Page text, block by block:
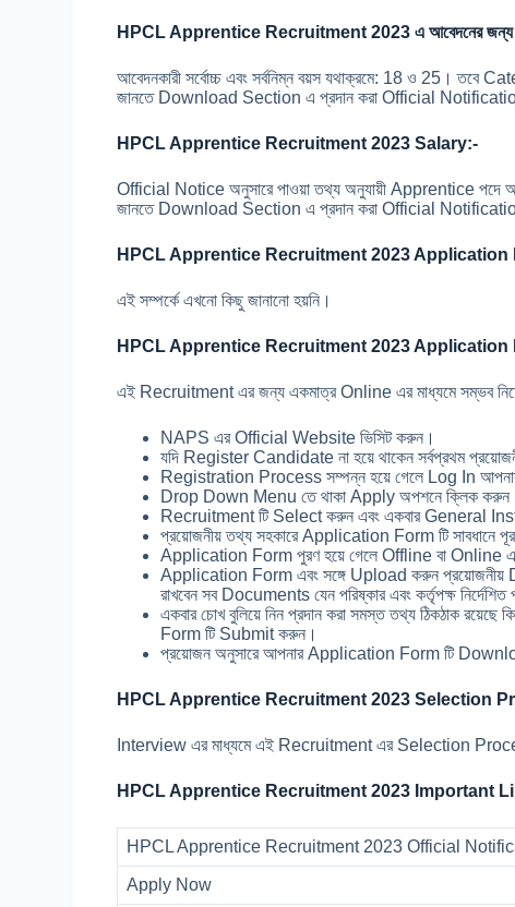
HPCL Apprentice Recruitment 2023 এ আবেদনের
আবেদনকারী সর্বোচ্চ এবং সর্বনিম্ন বয়স যথাক্রমে: 18 ও 25। তবে
জানতে Download Section এ প্রদান করা Official
HPCL Apprentice Recruitment 2023 Salary:-
Official Notice অনুসারে পাওয়া তথ্য অনুযায়ী Apprentice পদে
জানতে Download Section এ প্রদান করা Official
HPCL Apprentice Recruitment 2023 Application
এই সম্পর্কে এখনো কিছু জানানো হয়নি।
HPCL Apprentice Recruitment 2023 Application
এই Recruitment এর জন্য একমাত্র Online এর মাধ্যমে সম্ভব
NAPS এর Official Website ভিসিট করুন।
যদি Register Candidate না হয়ে থাকেন সর্বপ্রথম
Registration Process সম্পন্ন হয়ে গেলে Log In
Drop Down Menu তে থাকা Apply অপশনে ক্লিক
Recruitment টি Select করুন এবং একবার General
প্রয়োজনীয় তথ্য সহকারে Application Form টি সাবধানে
Application Form পুরণ হয়ে গেলে Offline বা Online
Application Form এবং সঙ্গে Upload করুন
রাখবেন সব Documents যেন পরিষ্কার এবং কর্তৃপক্ষ
একবার চোখ বুলিয়ে নিন প্রদান করা সমস্ত তথ্য ঠিকঠাক
Form টি Submit করুন।
প্রয়োজন অনুসারে আপনার Application Form টি
HPCL Apprentice Recruitment 2023 Selection
Interview এর মাধ্যমে এই Recruitment এর Selection
HPCL Apprentice Recruitment 2023 Important
HPCL Apprentice Recruitment 2023 Official
Apply Now